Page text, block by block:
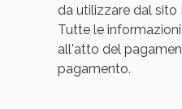
da utilizzare dal sito
Tutte le
all'atto del
pagamento.